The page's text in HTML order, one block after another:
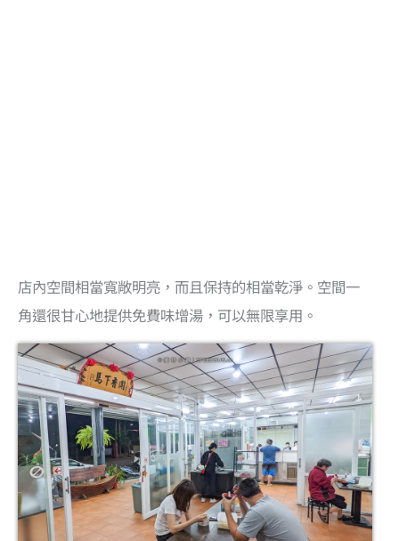
店內空間相當寬敞明亮，而且保持的相當乾淨。空間一
角還很甘心地提供免費味增湯，可以無限享用。